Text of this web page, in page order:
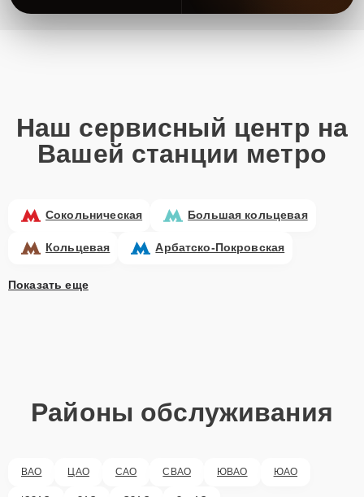
Наш сервисный центр на
Вашей станции метро
Сокольническая Большая кольцевая
Кольцевая Арбатско-Покровская
Показать еще
Районы обслуживания
ВАО ЦАО САО СВАО ЮВАО ЮАО